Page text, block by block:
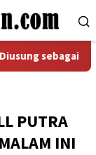
Pangkorda
PUTRA
INI